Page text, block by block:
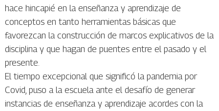
hace hincapié en la enseñanza y aprendizaje de
conceptos en tanto herramientas básicas que
favorezcan la construcción de marcos explicativos de la
disciplina y que hagan de puentes entre el pasado y el
presente.
El tiempo excepcional que significó la pandemia por
Covid, puso a la escuela ante el desafío de generar
instancias de enseñanza y aprendizaje acordes con la